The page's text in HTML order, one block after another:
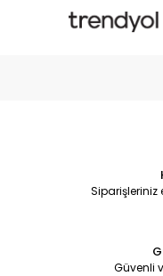
Siparişleriniz
Güvenli